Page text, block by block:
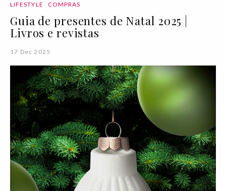
LIFESTYLE COMPRAS
Guia de presentes de Natal 2025 |
Livros e revistas
17 Dec 2025